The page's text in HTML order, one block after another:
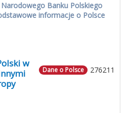
Narodowego Banku Polskiego
informacje o Polsce
276211
Dane o Polsce
w